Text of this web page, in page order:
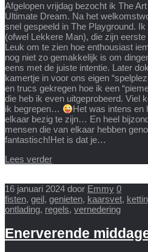
Afgelopen vrijdag bezocht ik The
Ultimate Dream. Na het
snel gespeeld in The Playground.
(ofwel Lekkere Man), die zijn
Leuk om te zien hoe enthousiast
nog niet zo gemakkelijk is om
eens met de juiste intentie. Later
kamertje in voor ons eigen
en trucs gekregen hoe ik een
die heb ik even uitgeprobeerd. Viel
ik begrepen…
Het was intens en
elkaar bezig te zijn… En heel
mensen die van elkaar hebben
fantastisch!Het is dat je…
Lees verder
16 januari 2024 door Emmy 0
fisten, geil, genieten, kaarsvet,
ontlading, regels, vernedering
Enerverende